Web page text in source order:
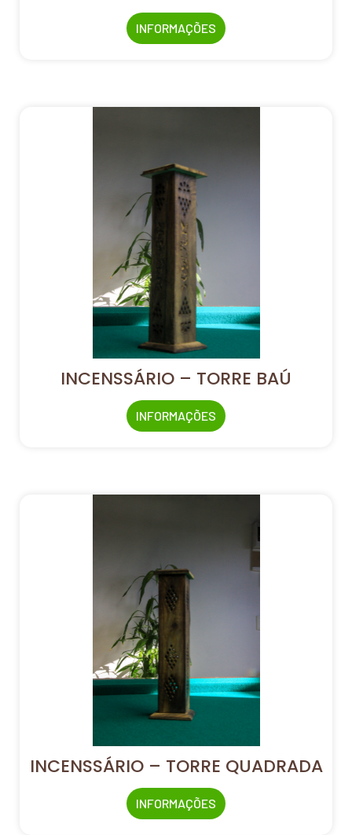
INFORMAÇÕES
INCENSSÁRIO – TORRE BAÚ
INFORMAÇÕES
INCENSSÁRIO – TORRE QUADRADA
INFORMAÇÕES